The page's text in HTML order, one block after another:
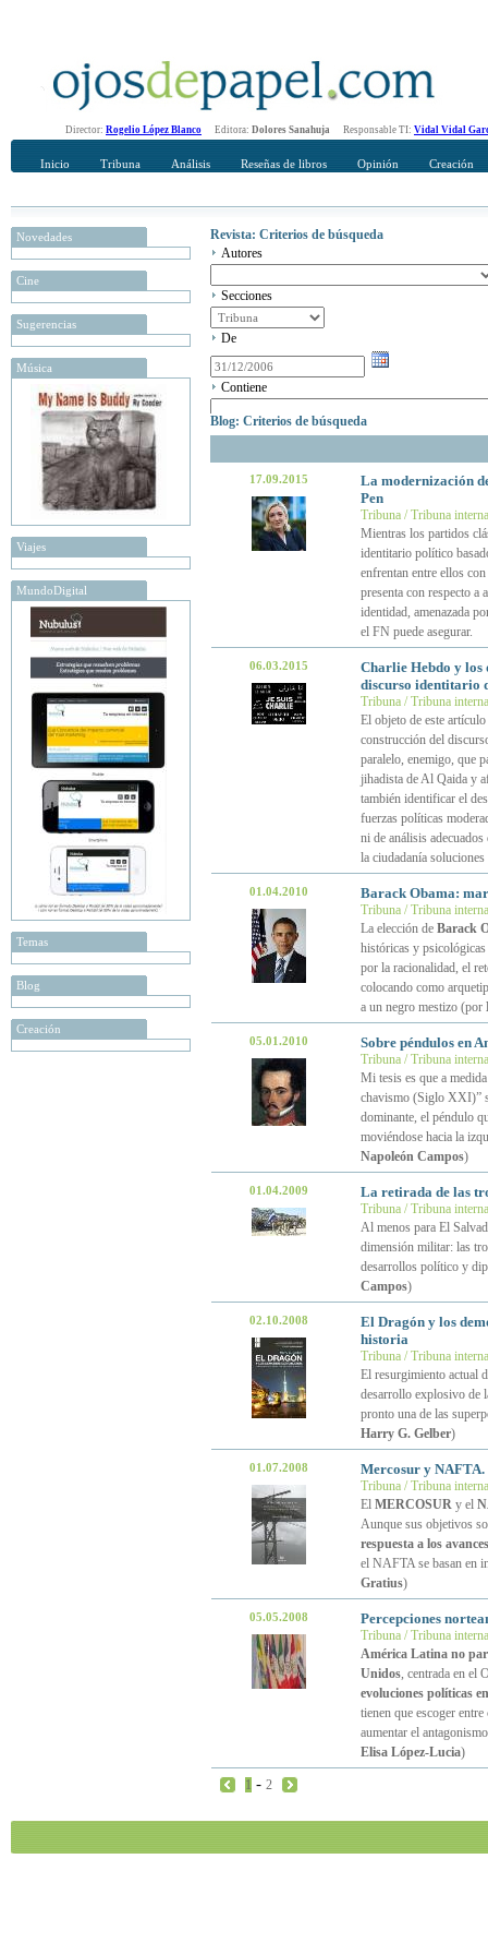
Director: Rogelio López Blanco Editora: Dolores Sanahuja Responsable TI: Vidal Vidal
Inicio Tribuna Análisis Reseñas de libros Opinión Creación
Novedades
Cine
Sugerencias
Música
Viajes
MundoDigital
Temas
Blog
Creación
Revista: Criterios de búsqueda
Autores
Secciones
De
Contiene
Blog: Criterios de búsqueda
17.09.2015
La modernización
Pen
Tribuna / Tribuna
Mientras los partidos
identitario político
enfrentan entre ellos
presenta con respecto a
identidad, amenazada
el FN puede asegurar.
06.03.2015
Charlie Hebdo y los
discurso identitario
Tribuna / Tribuna
El objeto de este
construcción del
paralelo, enemigo, que
jihadista de Al Qaida y
también identificar el
fuerzas políticas
ni de análisis
la ciudadanía
01.04.2010 Barack Obama:
Tribuna / Tribuna
La elección de Barack
históricas y
por la racionalidad, el
colocando como
a un negro mestizo (por
05.01.2010 Sobre péndulos en
Tribuna / Tribuna
Mi tesis es que a
chavismo (Siglo XXI)”
dominante, el péndulo
moviéndose hacia la
Napoleón Campos)
01.04.2009 La retirada de las
Tribuna / Tribuna
Al menos para El
dimensión militar: las
desarrollos político y
Campos)
02.10.2008
El Dragón y los
historia
Tribuna / Tribuna
El resurgimiento actual
desarrollo explosivo de
pronto una de las
Harry G. Gelber)
01.07.2008 Mercosur y NAFTA.
Tribuna / Tribuna
El MERCOSURy el
Aunque sus objetivos
respuesta a los
el NAFTA se basan en
Gratius)
05.05.2008 Percepciones
Tribuna / Tribuna
América Latina no
Unidos, centrada en el
evoluciones políticas
tienen que escoger
aumentar el
Elisa López-Lucia)
1 - 2